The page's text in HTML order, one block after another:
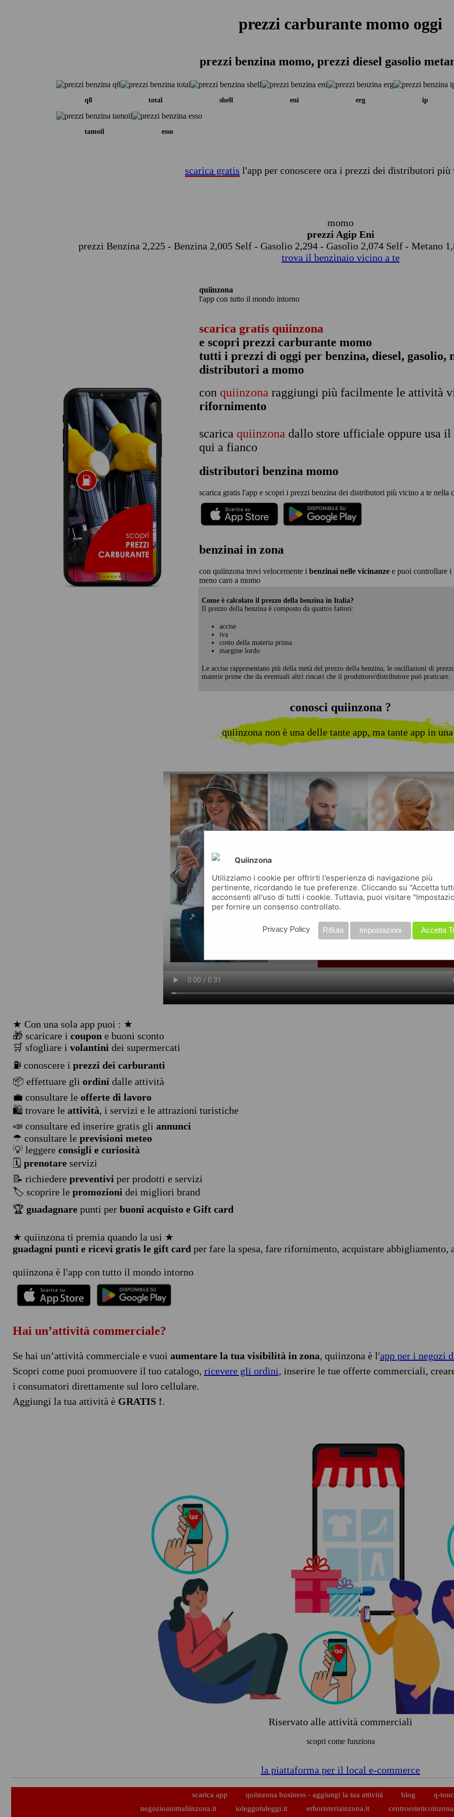
prezzi carburante momo oggi
prezzi benzina momo, prezzi diesel gasolio
q8 total shell eni erg ip
tamoil esso
scarica gratis l'app per conoscere ora i prezzi dei distributori più
momo
prezzi Agip Eni
prezzi Benzina 2,225 - Benzina 2,005 Self - Gasolio 2,294 - Gasolio 2,074 Self - Metano
trova il benzinaio vicino a te
quiinzona
l'app con tutto il mondo intorno
scarica gratis quiinzona
e scopri prezzi carburante momo
tutti i prezzi di oggi per benzina, diesel, gasolio,
distributori a momo
con quiinzona raggiungi più facilmente le attività
rifornimento
scarica quiinzona dallo store ufficiale oppure usa il
qui a fianco
distributori benzina momo
scarica gratis l'app e scopri i prezzi benzina dei distributori più vicino a te nella
benzinai in zona
con quiinzona trovi velocemente i benzinai nelle vicinanze e puoi controllare i
meno caro a momo
Come è calcolato il prezzo della benzina in Italia?
Il prezzo della benzina è composto da quattro fattori:
accise
iva
costo della materia prima
margine lordo
Le accise rappresentano più della metà del prezzo della benzina, le oscillazioni di
materie prime che da eventuali altri rincari che il produttore/distributore può praticare.
conosci quiinzona ?
quiinzona non è una delle tante app, ma tante app in
★ Con una sola app puoi : ★
🎁 scaricare i coupon e buoni sconto
🛒 sfogliare i volantini dei supermercati
⛽ conoscere i prezzi dei carburanti
📦 effettuare gli ordini dalle attività
💼 consultare le offerte di lavoro
🛍️ trovare le attività, i servizi e le attrazioni turistiche
📣 consultare ed inserire gratis gli annunci
☂ consultare le previsioni meteo
💡 leggere consigli e curiosità
🗓️ prenotareservizi
📝 richiedere preventivi per prodotti e servizi
🏷️ scoprire le promozioni dei migliori brand
🏆 guadagnarepunti per buoni acquisto e Gift card
★ quiinzona ti premia quando la usi ★
guadagni punti e ricevi gratis le gift card per fare la spesa, fare rifornimento, acquistare abbigliamento,
quiinzona è l'app con tutto il mondo intorno
Hai un’attività commerciale?
Se hai un’attività commerciale e vuoi aumentare la tua visibilità in zona, quiinzona è l'app per i negozi
Scopri come puoi promuovere il tuo catalogo, ricevere gli ordini, inserire le tue offerte commerciali,
i consumatori direttamente sul loro cellulare.
Aggiungi la tua attività è GRATIS !.
Riservato alle attività commerciali
scopri come funziona
la piattaforma per il local e-commerce
scarica app quiinzona business - aggiungi la tua attività blog
q-
negozioanimaliinzona.it
ioleggotuleggi.it erboristeriainzona.it
Quiinzona
Utilizziamo i cookie per offrirti l'esperienza di navigazione più
pertinente, ricordando le tue preferenze. Cliccando su "Accetta
acconsenti all'uso di tutti i cookie. Tuttavia, puoi visitare
per fornire un consenso controllato.
Accetta
Impostazioni
Rifiuta
Privacy Policy